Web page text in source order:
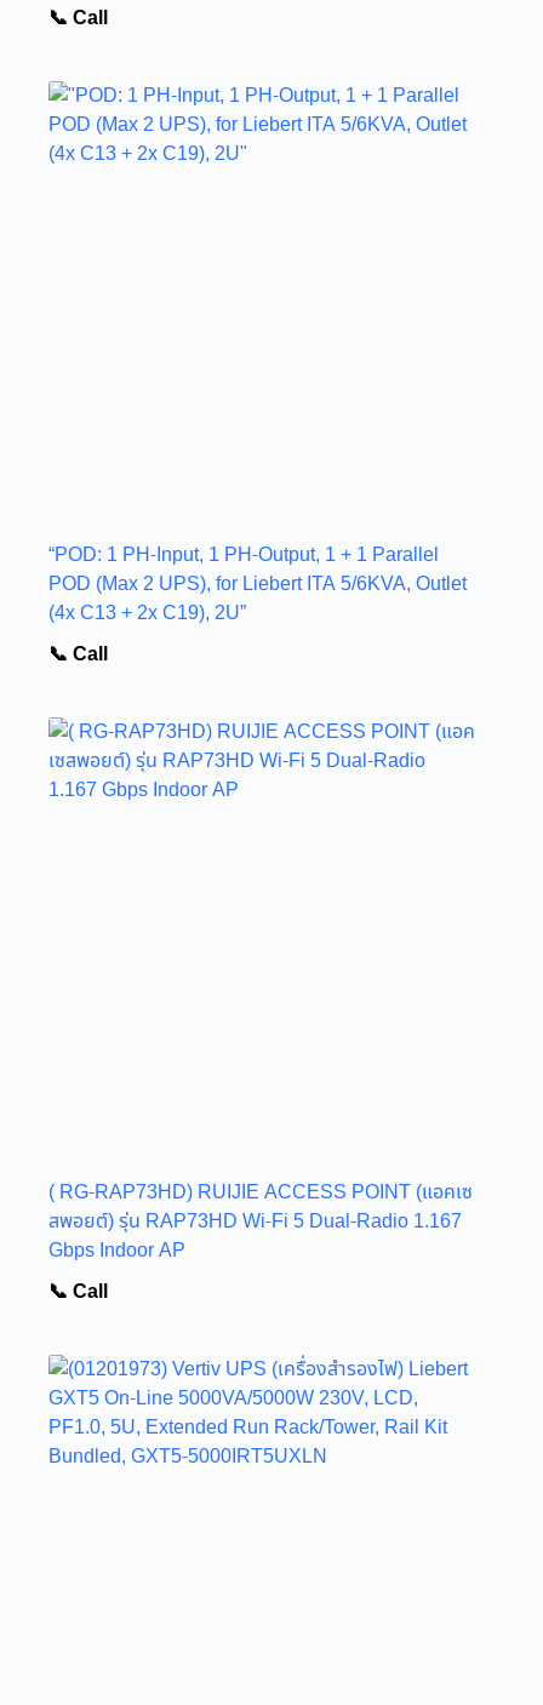
📞 Call
“POD: 1 PH-Input, 1 PH-Output, 1 + 1 Parallel
POD (Max 2 UPS), for Liebert ITA 5/6KVA, Outlet
(4x C13 + 2x C19), 2U”
📞 Call
( RG-RAP73HD) RUIJIE ACCESS POINT (แอคเซ
สพอยต์) รุ่น RAP73HD Wi-Fi 5 Dual-Radio 1.167
Gbps Indoor AP
📞 Call